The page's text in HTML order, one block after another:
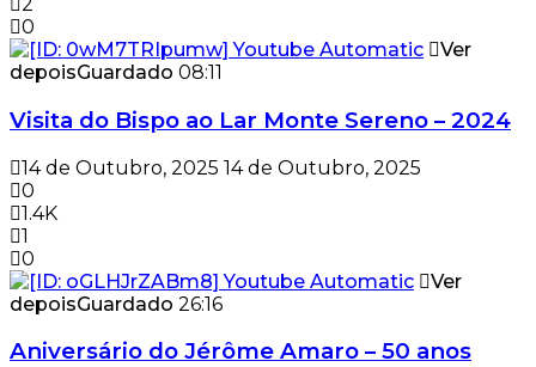
0
Ver
depoisGuardado 08:11
Visita do Bispo ao Lar Monte Sereno – 2024
14 de Outubro, 2025 14 de Outubro, 2025
0
1.4K
1
0
Ver
depoisGuardado 26:16
Aniversário do Jérôme Amaro – 50 anos